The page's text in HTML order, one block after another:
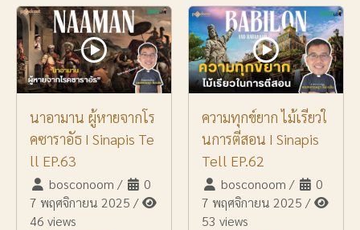
นาอามาน ผู้หายจากโร
คซาราอัธ I Sinapis Te
ll EP.63
bosconoom /
0
7 พฤศจิกายน 2025 /
46 views
ความทุกข์ยาก ไม้เรียวใ
นการตีสอน I Sinapis
Tell EP.62
bosconoom /
0
7 พฤศจิกายน 2025 /
53 views